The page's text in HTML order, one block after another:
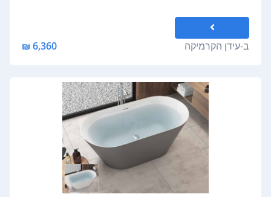
ב-עידן הקרמיקה 6,360 ₪